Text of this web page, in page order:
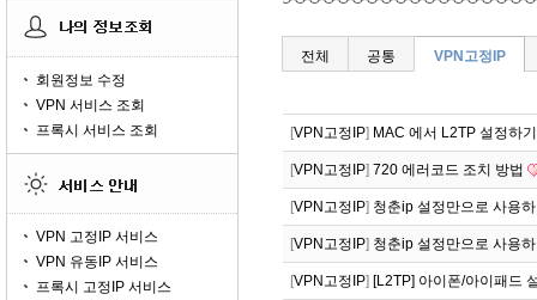
회원정보 수정
VPN 서비스 조회
프록시 서비스 조회
VPN 고정IP 서비스
VPN 유동IP 서비스
프록시 고정IP 서비스
전체 공통 VPN고정IP
[VPN고정IP] MAC 에서 L2TP 설정하기
[VPN고정IP] 720 에러코드 조치 방법
[VPN고정IP] 청춘ip 설정만으로 사용
[VPN고정IP] 청춘ip 설정만으로 사용
[VPN고정IP] [L2TP] 아이폰/아이패드